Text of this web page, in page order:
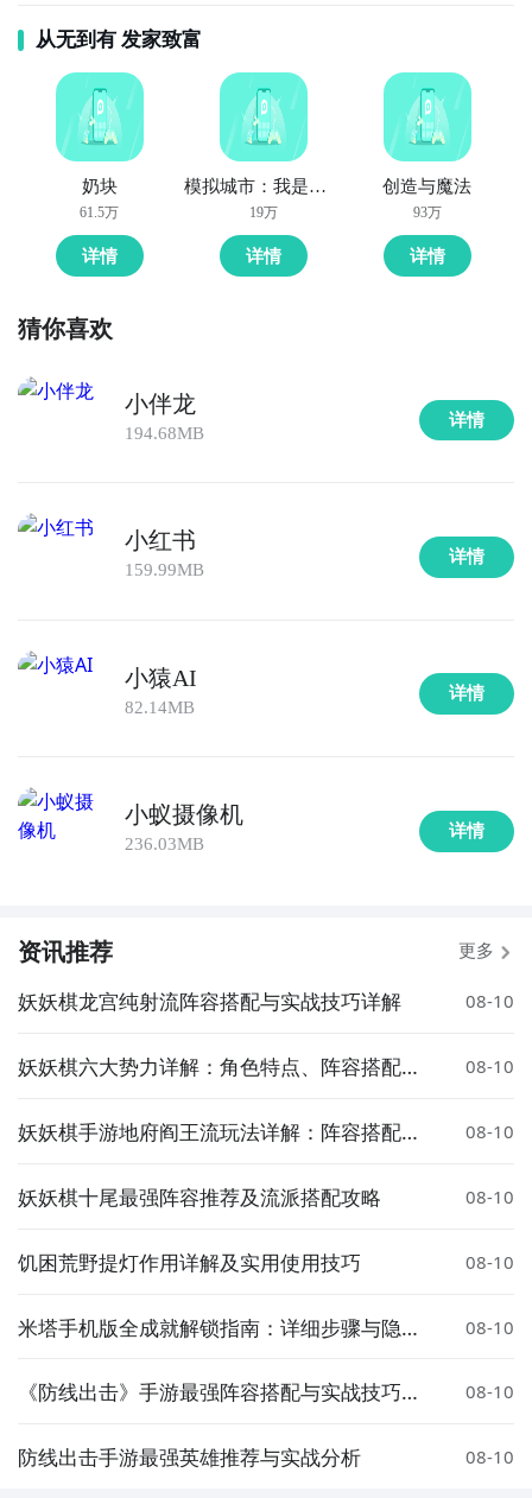
位玩家是否都已经掌握好以上三种技巧了呢，随时随地
关注乱射小僵尸什么时候开测，什么时候开放下载，什
么时候公测等信息，还有一个办法就是留意九游乱射小
僵尸专区的每日更新，欢迎大家积极参与讨论和提问
题，我们会第一时间为您解答。
全球好游抢先下 福利礼包免费领 官方直播陪你玩
立即下载
从无到有 发家致富
奶块
61.5万
详情
模拟城市：我是市长
19万
详情
创造与魔法
93万
详情
猜你喜欢
小伴龙
194.68MB
详情
小红书
159.99MB
详情
小猿AI
82.14MB
详情
小蚁摄像机
236.03MB
详情
资讯推荐 更多
妖妖棋龙宫纯射流阵容搭配与实战技巧详解 08-10
妖妖棋六大势力详解：角色特点、阵容搭配与
08-10
妖妖棋手游地府阎王流玩法详解：阵容搭配、
08-10
妖妖棋十尾最强阵容推荐及流派搭配攻略 08-10
饥困荒野提灯作用详解及实用使用技巧 08-10
米塔手机版全成就解锁指南：详细步骤与隐藏
08-10
《防线出击》手游最强阵容搭配与实战技巧详
08-10
防线出击手游最强英雄推荐与实战分析 08-10